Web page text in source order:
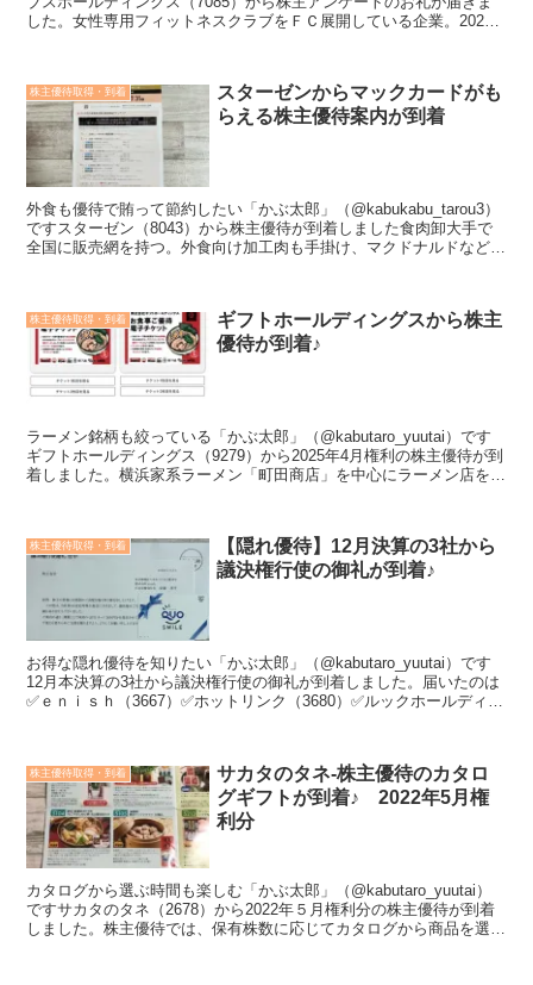
した。女性専用フィットネスクラブをＦＣ展開している企業。2020
株主優待取得・到着
スターゼンからマックカードがも
らえる株主優待案内が到着
外食も優待で賄って節約したい「かぶ太郎」（@kabukabu_tarou3）
ですスターゼン（8043）から株主優待が到着しました食肉卸大手で
全国に販売網を持つ。外食向け加工肉も手掛け、マクドナルドなど大
株主優待取得・到着
ギフトホールディングスから株主
優待が到着♪
ラーメン銘柄も絞っている「かぶ太郎」（@kabutaro_yuutai）です
ギフトホールディングス（9279）から2025年4月権利の株主優待が到
着しました。横浜家系ラーメン「町田商店」を中心にラーメン店を展
株主優待取得・到着
【隠れ優待】12月決算の3社から
議決権行使の御礼が到着♪
お得な隠れ優待を知りたい「かぶ太郎」（@kabutaro_yuutai）です
12月本決算の3社から議決権行使の御礼が到着しました。届いたのは
✅ｅｎｉｓｈ（3667）✅ホットリンク（3680）✅ルックホールディン
株主優待取得・到着
サカタのタネ-株主優待のカタロ
グギフトが到着♪ 2022年5月権
利分
カタログから選ぶ時間も楽しむ「かぶ太郎」（@kabutaro_yuutai）
ですサカタのタネ（2678）から2022年５月権利分の株主優待が到着
しました。株主優待では、保有株数に応じてカタログから商品を選択